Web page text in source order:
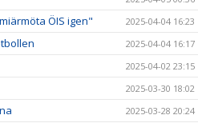
ÖIS igen" 2025-04-04 16:23
2025-04-04 16:17
2025-04-02 23:15
2025-03-30 18:02
2025-03-28 20:24